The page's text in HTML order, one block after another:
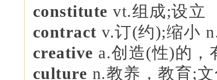
constitute vt.组成;设立
contract v.订(约);缩小
creative a.创造(性)的，
culture n.教养，教育;